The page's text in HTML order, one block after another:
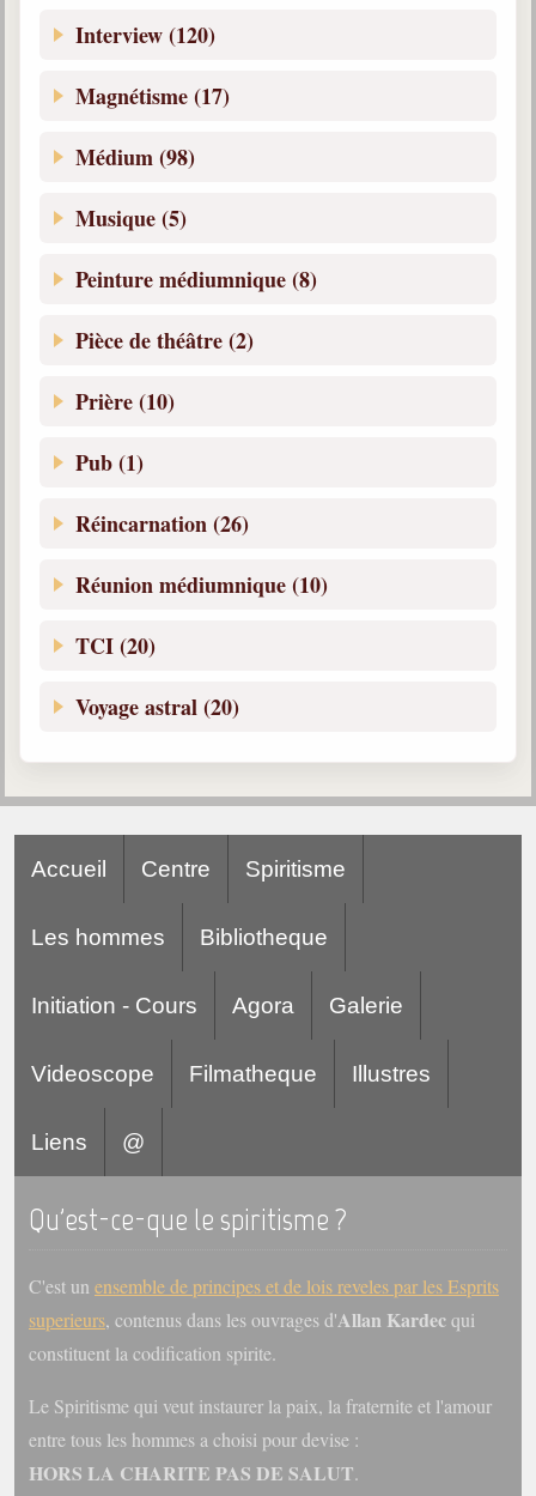
Interview (120)
Magnétisme (17)
Médium (98)
Musique (5)
Peinture médiumnique (8)
Pièce de théâtre (2)
Prière (10)
Pub (1)
Réincarnation (26)
Réunion médiumnique (10)
TCI (20)
Voyage astral (20)
Accueil Centre Spiritisme
Les hommes Bibliotheque
Initiation - Cours Agora Galerie
Videoscope Filmatheque Illustres
Liens @
Qu'est-ce-que le spiritisme ?
C'est un ensemble de principes et de lois reveles par les Esprits
superieurs, contenus dans les ouvrages d'Allan Kardecqui
constituent la codification spirite.
Le Spiritisme qui veut instaurer la paix, la fraternite et l'amour
entre tous les hommes a choisi pour devise :
HORS LA CHARITE PAS DE SALUT.